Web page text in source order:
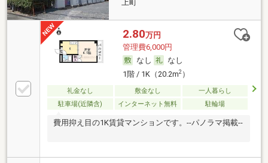
上町
2.80万円
管理費6,000円
なし
なし
1階 / 1K（20.2m2）
礼金なし 敷金なし
一人暮らし
駐車場(近隣含)
インターネット無料 駐輪場
費用抑え目の1K賃貸マンションです。--パノラマ掲載--